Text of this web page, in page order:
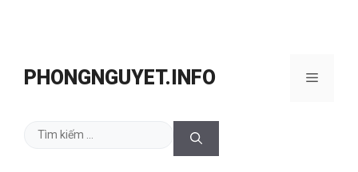
PHONGNGUYET.INFO Menu
Tìm